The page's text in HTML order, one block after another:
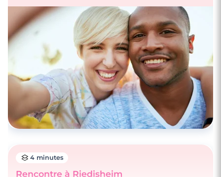
4 minutes
Rencontrez des célibataires à Limoges
4 minutes
Rencontre à Riedisheim